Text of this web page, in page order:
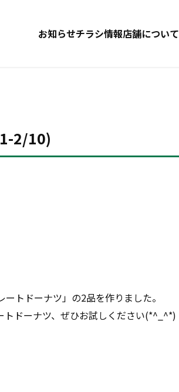
お知らせチラシ情報店舗について
2/10)
トドーナツ」の2品を作りました。
トドーナツ、ぜひお試しください(*^_^*)